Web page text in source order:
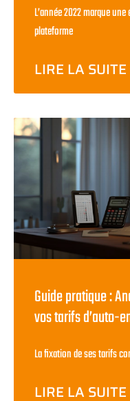
L’année 2022 marque
plateforme
LIRE LA SUITE
Guide pratique :
vos tarifs d’auto-
La fixation de ses tarifs
LIRE LA SUITE